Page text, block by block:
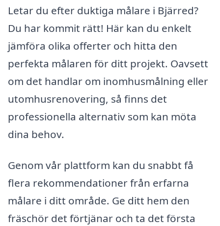
Letar du efter duktiga målare i Bjärred?
Du har kommit rätt! Här kan du enkelt
jämföra olika offerter och hitta den
perfekta målaren för ditt projekt. Oavsett
om det handlar om inomhusmålning eller
utomhusrenovering, så finns det
professionella alternativ som kan möta
dina behov.
Genom vår plattform kan du snabbt få
flera rekommendationer från erfarna
målare i ditt område. Ge ditt hem den
fräschör det förtjänar och ta det första